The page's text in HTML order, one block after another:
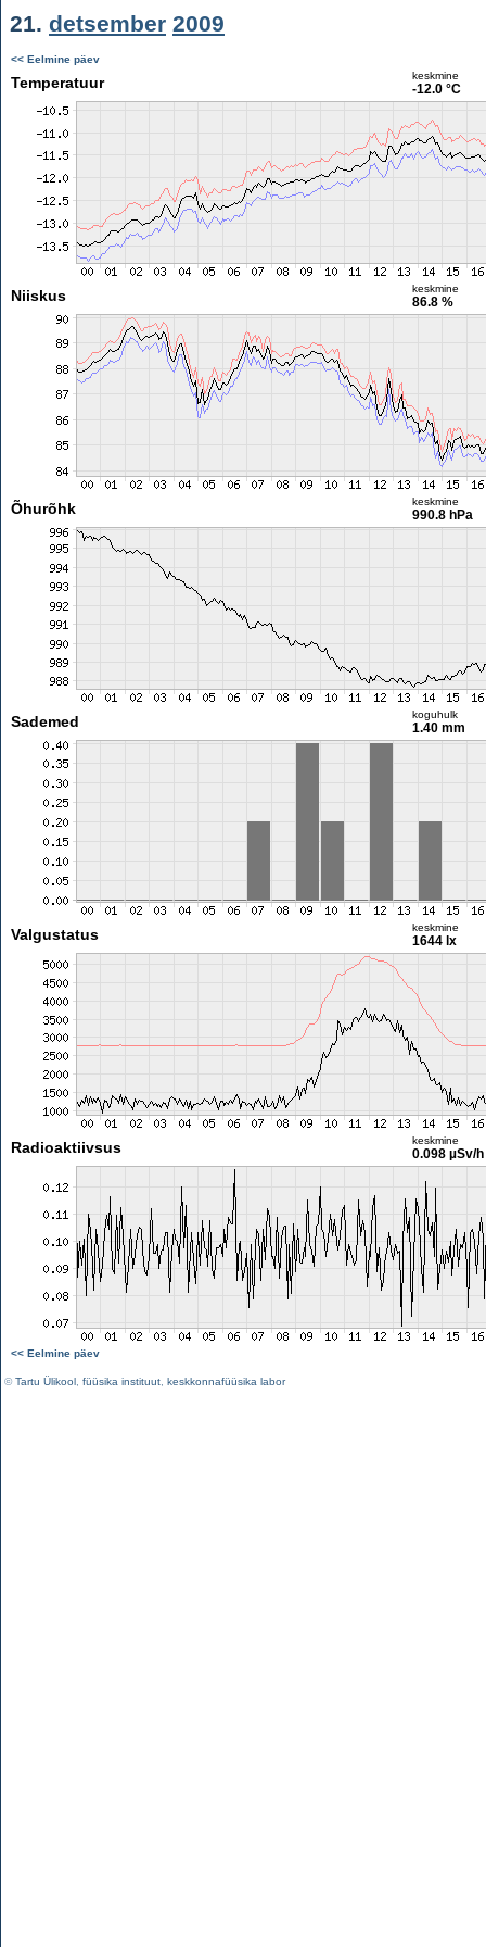
21. detsember 2009
<< Eelmine päev
Temperatuur keskmine
-12.0 °C
Niiskus keskmine
86.8 %
Õhurõhk keskmine
990.8 hPa
Sademed koguhulk
1.40 mm
Valgustatus keskmine
1644 lx
Radioaktiivsus keskmine
0.098 µSv/h
<< Eelmine päev
©Tartu Ülikool füüsika instituut keskkonnafüüsika labor